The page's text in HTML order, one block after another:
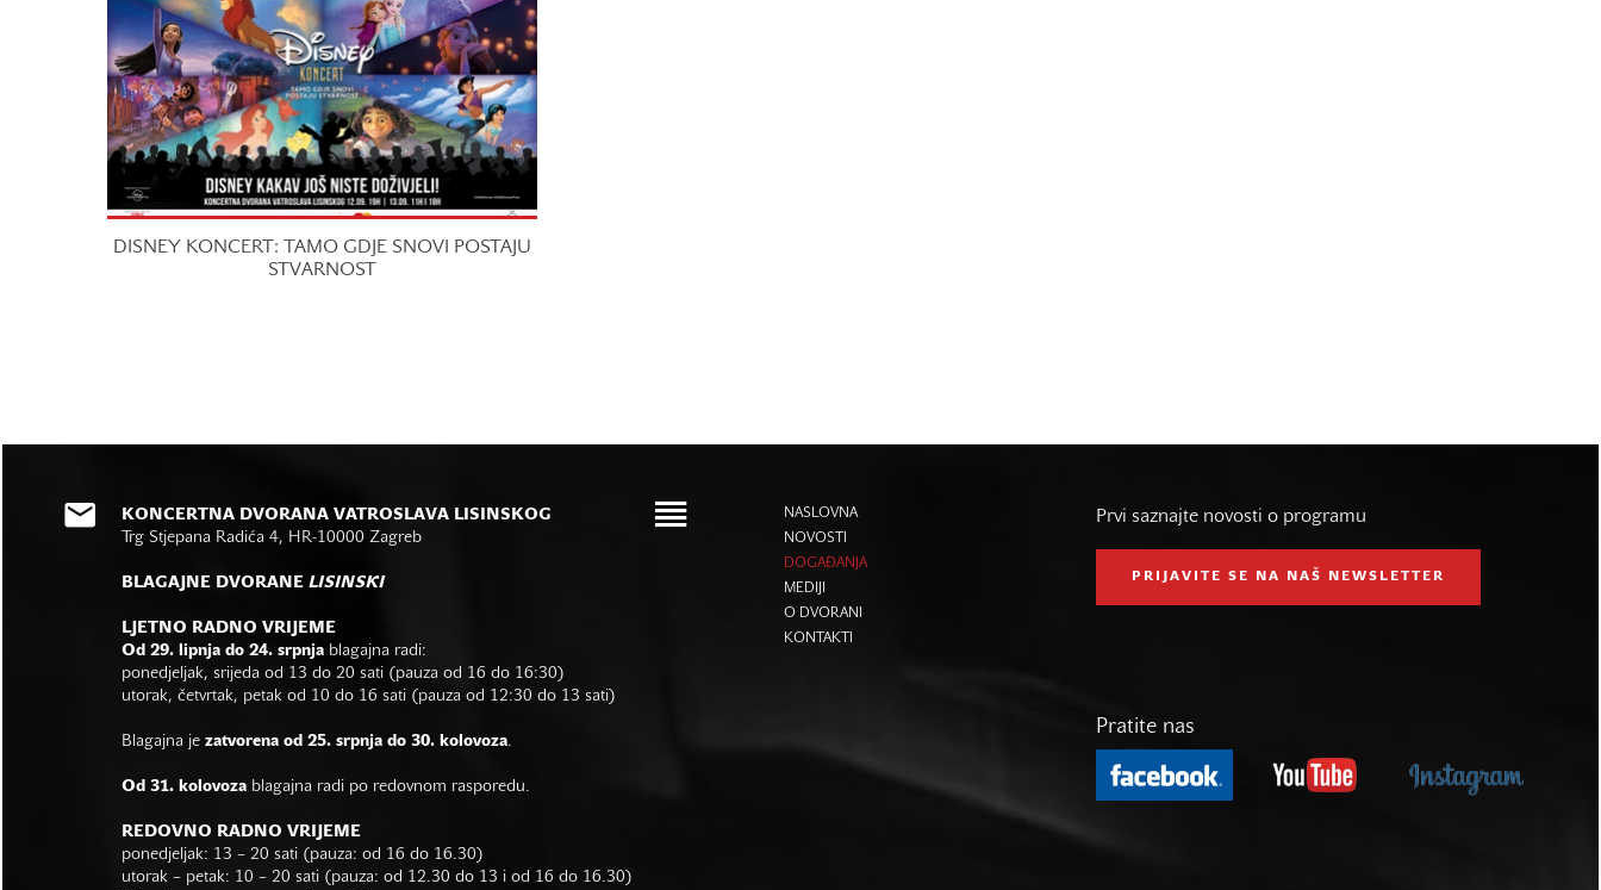
DISNEY KONCERT: TAMO GDJE SNOVI POSTAJU
STVARNOST
KONCERTNA DVORANA VATROSLAVA LISINSKOG
Trg Stjepana Radića 4, HR-10000 Zagreb
BLAGAJNE DVORANE LISINSKI
LJETNO RADNO VRIJEME
Od 29. lipnja do 24. srpnja blagajna radi:
ponedjeljak, srijeda od 13 do 20 sati (pauza od 16 do 16:30)
utorak, četvrtak, petak od 10 do 16 sati (pauza od 12:30 do 13 sati)
Blagajna je zatvorena od 25. srpnja do 30. kolovoza.
Od 31. kolovoza blagajna radi po redovnom rasporedu.
REDOVNO RADNO VRIJEME
ponedjeljak: 13 – 20 sati (pauza: od 16 do 16.30)
utorak – petak: 10 – 20 sati (pauza: od 12.30 do 13 i od 16 do 16.30)
NASLOVNA
NOVOSTI
DOGAĐANJA
MEDIJI
O DVORANI
KONTAKTI
Prvi saznajte novosti o programu
PRIJAVITE SE NA NAŠ NEWSLETTER
Pratite nas